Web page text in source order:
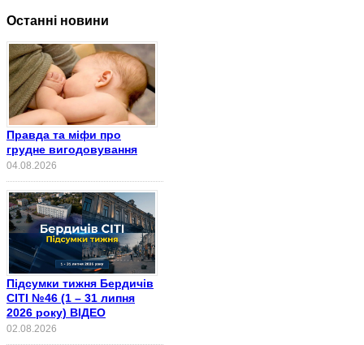
Останні новини
Правда та міфи про
грудне вигодовування
04.08.2026
Підсумки тижня Бердичів
СІТІ №46 (1 – 31 липня
2026 року) ВІДЕО
02.08.2026